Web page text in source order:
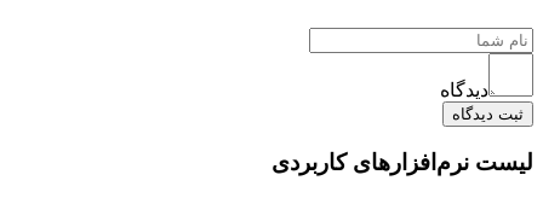
دیدگاه
نرم‌افزارهای کاربردی